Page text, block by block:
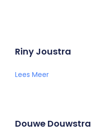
Riny Joustra
Lees Meer
Douwe Douwstra